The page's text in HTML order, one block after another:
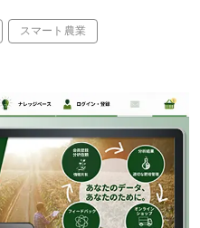
スマート農業